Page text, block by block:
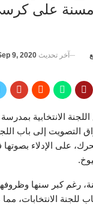
مسنة على
آخر تحديث 9, 2020
الانتخابية
التصويت إلى باب
على الإدلاء بصوتها
رغم كبر سنها
للجنة الانتخابات،